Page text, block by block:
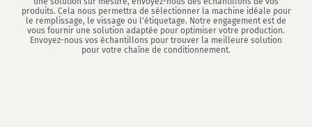
produits. Cela nous permettra de sélectionner la machine idéale pour
le remplissage, le vissage ou l'étiquetage. Notre engagement est de
vous fournir une solution adaptée pour optimiser votre production.
Envoyez-nous vos échantillons pour trouver la meilleure solution
pour votre chaîne de conditionnement.